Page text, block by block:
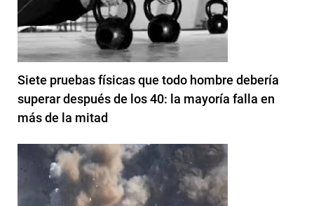
Siete pruebas físicas que todo hombre debería
superar después de los 40: la mayoría falla en
más de la mitad